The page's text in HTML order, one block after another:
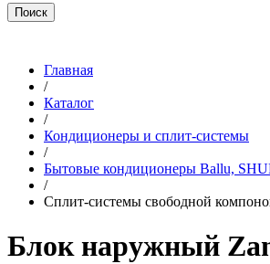
Главная
/
Каталог
/
Кондиционеры и сплит-системы
/
Бытовые кондиционеры Ballu,
/
Сплит-системы свободной
Блок наружный